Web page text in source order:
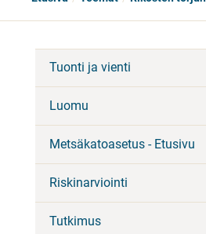
Tuonti ja vienti
Luomu
Metsäkatoasetus - Etusivu
Riskinarviointi
Tutkimus